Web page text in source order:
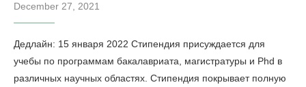
December 27, 2021
Дедлайн: 15 января 2022 Стипендия присуждается для
учебы по программам бакалавриата, магистратуры и Phd в
различных научных областях. Стипендия покрывает полную